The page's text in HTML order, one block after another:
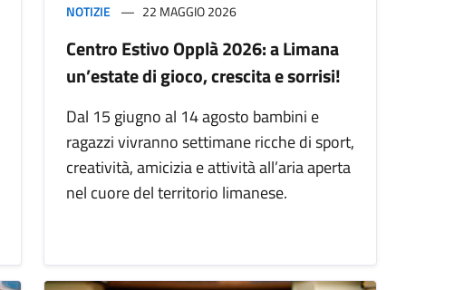
NOTIZIE 22 MAGGIO 2026
Centro Estivo Opplà 2026: a Limana
un’estate di gioco, crescita e sorrisi!
Dal 15 giugno al 14 agosto bambini e
ragazzi vivranno settimane ricche di sport,
creatività, amicizia e attività all’aria aperta
nel cuore del territorio limanese.